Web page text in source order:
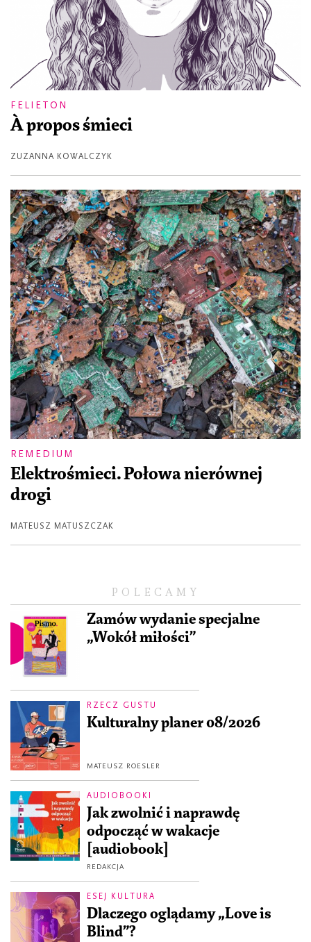
POLECAMY
Zamów wydanie specjalne
„Wokół miłości”
RZECZ GUSTU
Kulturalny planer 08/2026
MATEUSZ ROESLER
AUDIOBOOKI
Jak zwolnić i naprawdę
odpocząć w wakacje
[audiobook]
REDAKCJA
ESEJ KULTURA
Dlaczego oglądamy „Love is
Blind”?
FELIETON
À propos śmieci
ZUZANNA KOWALCZYK
REMEDIUM
Elektrośmieci. Połowa nierównej
drogi
MATEUSZ MATUSZCZAK